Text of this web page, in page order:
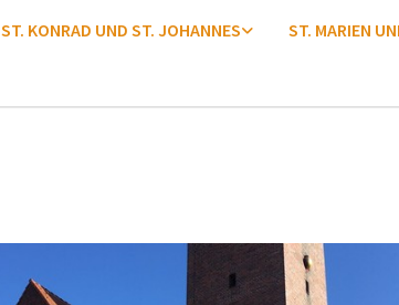
ST. KONRAD UND ST. JOHANNES ST. MARIEN